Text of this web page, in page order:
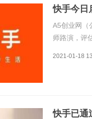
快手今日
A5创业网（
师路演，评
上周通过
500亿美元
2021-01-18
快手已通